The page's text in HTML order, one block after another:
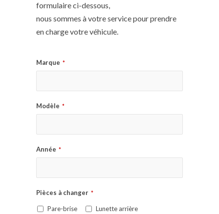
formulaire ci-dessous,
nous sommes à votre service pour prendre
en charge votre véhicule.
Marque *
Modèle *
Année *
Pièces à changer *
Pare-brise Lunette arrière